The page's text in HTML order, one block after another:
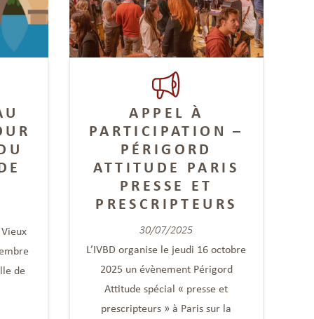
de
APPEL À
PARTICIPATION –
PÉRIGORD
ATTITUDE PARIS
PRESSE ET
PRESCRIPTEURS
30/07/2025
L’IVBD organise le jeudi 16 octobre
2025 un évènement Périgord
Attitude spécial « presse et
prescripteurs » à Paris sur la